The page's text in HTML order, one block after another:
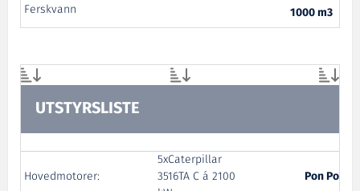
Ferskvann
1000 m3
UTSTYRSLISTE
Hovedmotorer:
5xCaterpillar
3516TA C á 2100
Pon Power